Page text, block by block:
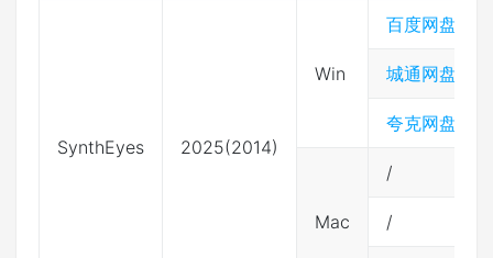
SynthEyes 2025(2014)
Win
百度网盘
城通网盘
夸克网盘
Mac
/
/